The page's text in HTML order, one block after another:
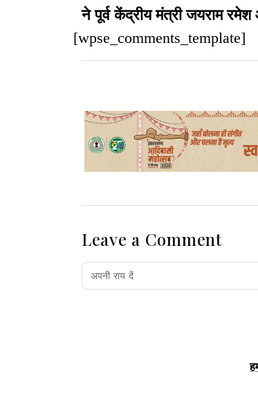
ने पूर्व केंद्रीय मंत्री जयराम
[wpse_comments_template]
Leave a Comment